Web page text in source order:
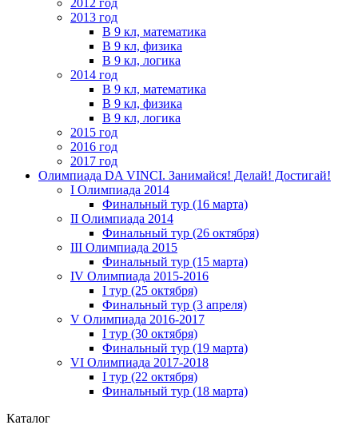
2013 год
В 9 кл, математика
В 9 кл, физика
В 9 кл, логика
2014 год
В 9 кл, математика
В 9 кл, физика
В 9 кл, логика
2015 год
2016 год
2017 год
Олимпиада DA VINCI. Занимайся! Делай! Достигай!
I Олимпиада 2014
Финальный тур (16 марта)
II Олимпиада 2014
Финальный тур (26 октября)
III Олимпиада 2015
Финальный тур (15 марта)
IV Олимпиада 2015-2016
I тур (25 октября)
Финальный тур (3 апреля)
V Олимпиада 2016-2017
I тур (30 октября)
Финальный тур (19 марта)
VI Олимпиада 2017-2018
I тур (22 октября)
Финальный тур (18 марта)
Каталог